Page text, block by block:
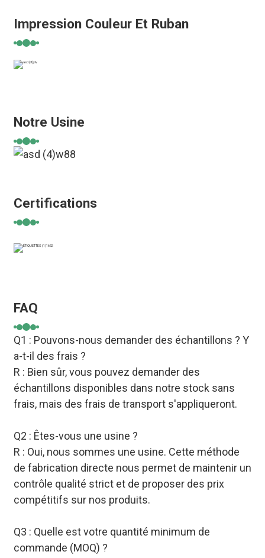
Impression Couleur Et Ruban
Notre Usine
Certifications
FAQ
Q1 : Pouvons-nous demander des échantillons ? Y
a-t-il des frais ?
R : Bien sûr, vous pouvez demander des
échantillons disponibles dans notre stock sans
frais, mais des frais de transport s'appliqueront.
Q2 : Êtes-vous une usine ?
R : Oui, nous sommes une usine. Cette méthode
de fabrication directe nous permet de maintenir un
contrôle qualité strict et de proposer des prix
compétitifs sur nos produits.
Q3 : Quelle est votre quantité minimum de
commande (MOQ) ?